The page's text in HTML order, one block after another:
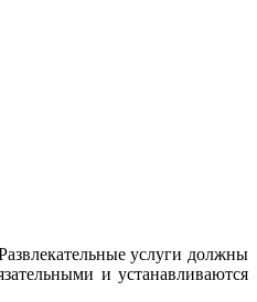
услуги должны
и устанавливаются